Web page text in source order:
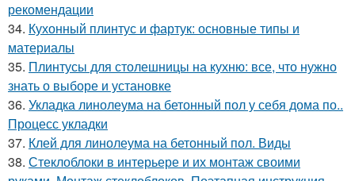
рекомендации
34. Кухонный плинтус и фартук: основные типы и
материалы
35. Плинтусы для столешницы на кухню: все, что нужно
знать о выборе и установке
36. Укладка линолеума на бетонный пол у себя дома по..
Процесс укладки
37. Клей для линолеума на бетонный пол. Виды
38. Стеклоблоки в интерьере и их монтаж своими